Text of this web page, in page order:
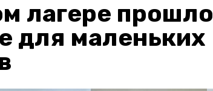
лагере прошло
для маленьких